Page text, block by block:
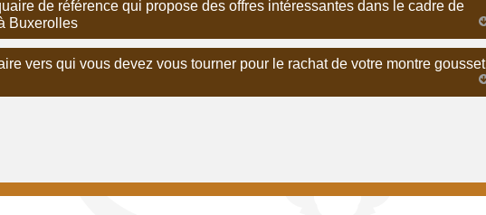
de référence qui propose des offres intéressantes dans le cadre de
Buxerolles
vers qui vous devez vous tourner pour le rachat de votre montre gousset